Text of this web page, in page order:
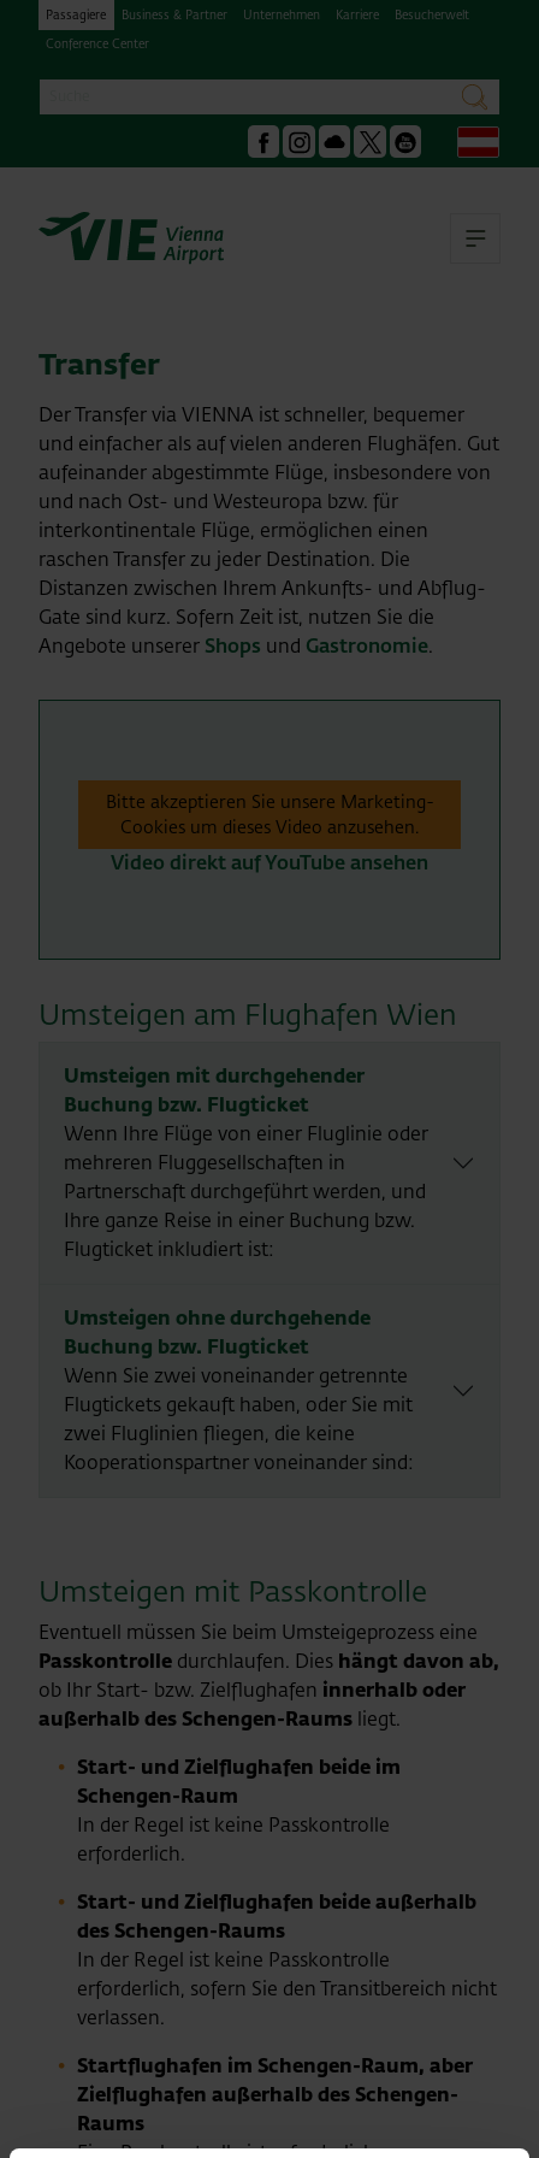
Passagiere Business & Partner Unternehmen Karriere
Besucherwelt
Conference Center
suchen
Facebook
Instagram
Podcast Youtube
Transfer
Der Transfer via VIENNA ist schneller, bequemer
und einfacher als auf vielen anderen Flughäfen. Gut
aufeinander abgestimmte Flüge, insbesondere von
und nach Ost- und Westeuropa bzw. für
interkontinentale Flüge, ermöglichen einen
raschen Transfer zu jeder Destination. Die
Distanzen zwischen Ihrem Ankunfts- und Abflug-
Gate sind kurz. Sofern Zeit ist, nutzen Sie die
Angebote unserer Shops und Gastronomie.
Bitte akzeptieren Sie unsere Marketing-
Cookies um dieses Video anzusehen.
Video direkt auf YouTube ansehen
Umsteigen am Flughafen Wien
Umsteigen mit durchgehender
Buchung bzw. Flugticket
Wenn Ihre Flüge von einer Fluglinie oder
mehreren Fluggesellschaften in
Partnerschaft durchgeführt werden, und
Ihre ganze Reise in einer Buchung bzw.
Flugticket inkludiert ist:
Umsteigen ohne durchgehende
Buchung bzw. Flugticket
Wenn Sie zwei voneinander getrennte
Flugtickets gekauft haben, oder Sie mit
zwei Fluglinien fliegen, die keine
Kooperationspartner voneinander sind:
Umsteigen mit Passkontrolle
Eventuell müssen Sie beim Umsteigeprozess eine
Passkontrolle durchlaufen. Dies hängt davon ab,
ob Ihr Start- bzw. Zielflughafen innerhalb oder
außerhalb des Schengen-Raums liegt.
Start- und Zielflughafen beide im
Schengen-Raum
In der Regel ist keine Passkontrolle
erforderlich.
Start- und Zielflughafen beide außerhalb
des Schengen-Raums
In der Regel ist keine Passkontrolle
erforderlich, sofern Sie den Transitbereich nicht
verlassen.
Startflughafen im Schengen-Raum, aber
Zielflughafen außerhalb des Schengen-
Raums
Eine Passkontrolle ist erforderlich.